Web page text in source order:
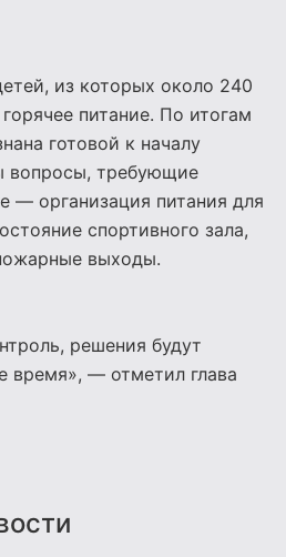
из которых около 240
питание. По итогам
готовой к началу
вопросы, требующие
— организация питания для
спортивного зала,
выходы.
решения будут
время», — отметил глава